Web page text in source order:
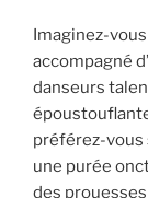
Imaginez-
accompagné
danseurs
préférez-vous
une purée
des